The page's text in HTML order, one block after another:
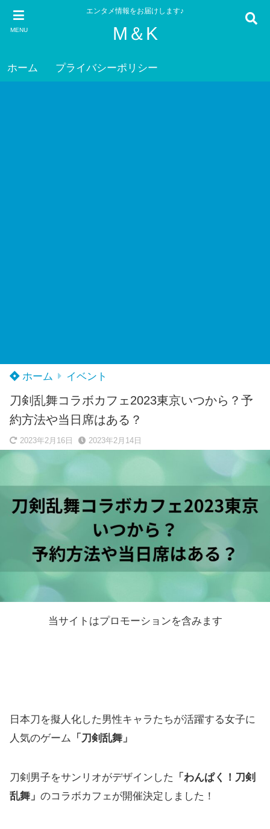
MENU
エンタメ情報をお届けします♪
M＆K
ホーム プライバシーポリシー
ホーム イベント
刀剣乱舞コラボカフェ2023東京いつから？予
約方法や当日席はある？
2023年2月16日 2023年2月14日
当サイトはプロモーションを含みます
日本刀を擬人化した男性キャラたちが活躍する女子に
人気のゲーム 「刀剣乱舞」
刀剣男子をサンリオがデザインした
「わんぱく！刀剣
乱舞」 のコラボカフェが開催決定しました！